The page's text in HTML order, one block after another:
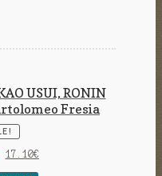
USUI, RONIN
Fresia
17.10€